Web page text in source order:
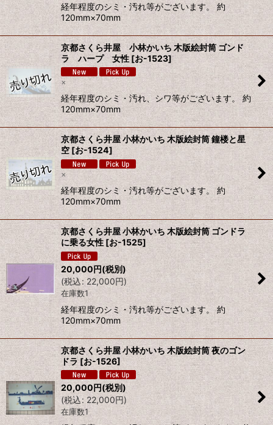
経年程度のシミ・汚れ等がございます。 約
120mm×70mm
京都さくら井屋 小林かいち 木版絵封筒 ゴンド
ラ ハープ 女性 [お-1523]
×
経年程度のシミ・汚れ、シワ等がございます。 約
120mm×70mm
京都さくら井屋 小林かいち 木版絵封筒 鐘楼と星
空 [お-1524]
×
経年程度のシミ・汚れ等がございます。 約
120mm×70mm
京都さくら井屋 小林かいち 木版絵封筒 ゴンドラ
に乗る女性 [お-1525]
20,000円(税別)
(税込: 22,000円)
在庫数1
経年程度のシミ・汚れ等がございます。 約
120mm×70mm
京都さくら井屋 小林かいち 木版絵封筒 夜のゴン
ドラ[お-1526]
20,000円(税別)
(税込: 22,000円)
在庫数1